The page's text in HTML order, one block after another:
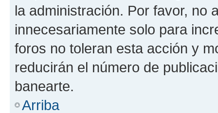
la administración. Por favor, no
innecesariamente solo para
foros no toleran esta acción y
reducirán el número de
banearte.
Arriba